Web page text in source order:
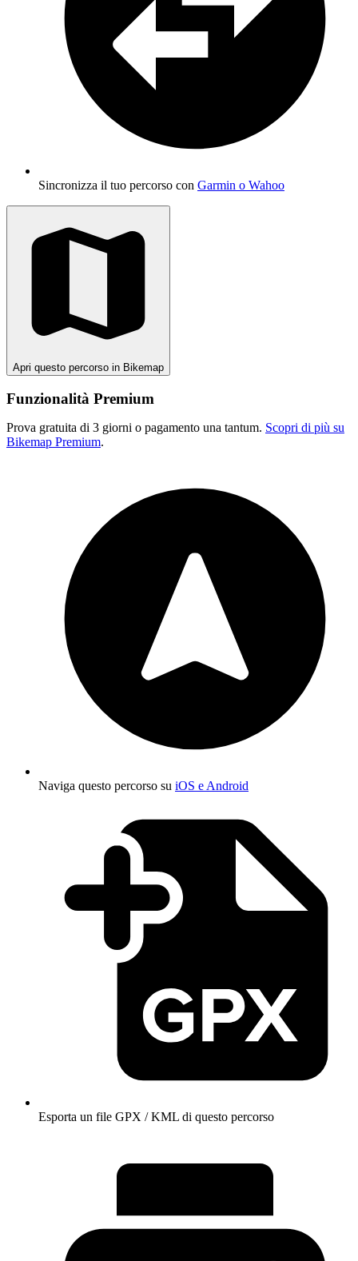
Sincronizza il tuo percorso con Garmin o Wahoo
Apri questo percorso in Bikemap
Funzionalità Premium
Prova gratuita di 3 giorni o pagamento una tantum. Scopri di più su
Bikemap Premium.
Naviga questo percorso su iOS e Android
Esporta un file GPX / KML di questo percorso